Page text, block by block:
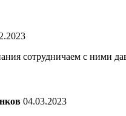
сотрудничаем с ними
04.03.2023